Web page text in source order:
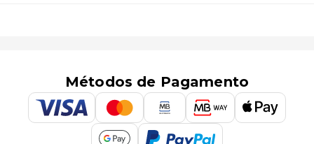
Métodos de Pagamento